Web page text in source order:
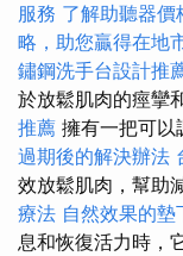
服務 了解助聽器價
略，助您贏得在地
鏽鋼洗手台設計推
於放鬆肌肉的痙攣
推薦 擁有一把可以
過期後的解決辦法
效放鬆肌肉，幫助
療法 自然效果的墊
息和恢復活力時，